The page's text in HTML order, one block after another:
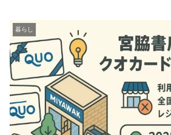
暮らし